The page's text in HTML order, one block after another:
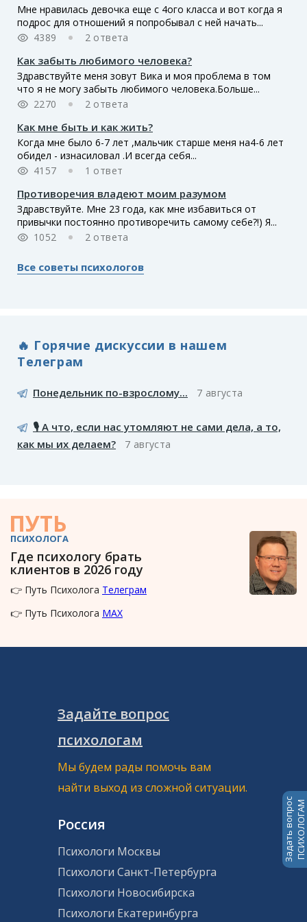
Мне нравилась девочка еще с 4ого класса и вот когда я
подрос для отношений я попробывал с ней начать...
4389
2 ответа
Как забыть любимого человека?
Здравствуйте меня зовут Вика и моя проблема в том
что я не могу забыть любимого человека.Больше...
2270
2 ответа
Как мне быть и как жить?
Когда мне было 6-7 лет ,мальчик старше меня на4-6 лет
обидел - изнасиловал .И всегда себя...
4157
1 ответ
Противоречия владеют моим разумом
Здравствуйте. Мне 23 года, как мне избавиться от
привычки постоянно противоречить самому себе?!) Я...
1052
2 ответа
Все советы психологов
🔥 Горячие дискуссии в нашем
Телеграм
Понедельник по-взрослому... 7 августа
🎙️ А что, если нас утомляют не сами дела, а то,
как мы их делаем?
7 августа
ПУТЬ
ПСИХОЛОГА
Где психологу брать
клиентов в 2026 году
👉 Путь Психолога Телеграм
👉 Путь Психолога MAX
Задать вопросПСИХОЛОГАМ
Задайте вопрос
психологам
Мы будем рады помочь вам
найти выход из сложной ситуации.
Россия
Психологи Москвы
Психологи Санкт-Петербурга
Психологи Новосибирска
Психологи Екатеринбурга